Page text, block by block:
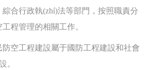
綜合行政執(zhí)法等部門，按照職責分
程管理的相關工作。
工程建設屬于國防工程建設和社會
。